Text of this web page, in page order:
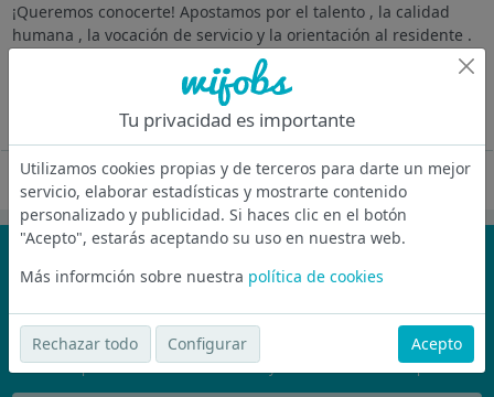
¡Queremos conocerte! Apostamos por el talento , la calidad
humana , la vocación de servicio y la orientación al residente .
Tus responsabilidades estarán encaminadas a asistir al
usuario en las actividades de la vida diaria que no pueda
Oferta desactivada
¡No te pierdas nada!
Únete a la comunidad de wijobs y recibe por email las mejores
ofertas de empleo
Nunca compartiremos tu email con nadie y no te vamos a enviar spam
Tu privacidad es importante
Utilizamos cookies propias y de terceros para darte un mejor
servicio, elaborar estadísticas y mostrarte contenido
personalizado y publicidad. Si haces clic en el botón
"Acepto", estarás aceptando su uso en nuestra web.
Más informción sobre nuestra política de cookies
Rechazar todo Configurar Acepto